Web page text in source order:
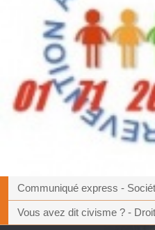
Communiqué express -
Vous avez dit civisme ? -